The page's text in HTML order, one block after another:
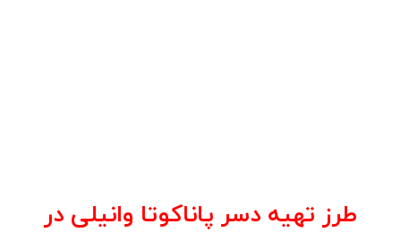
طرز تهیه دسر پاناکوتا وانیلی در